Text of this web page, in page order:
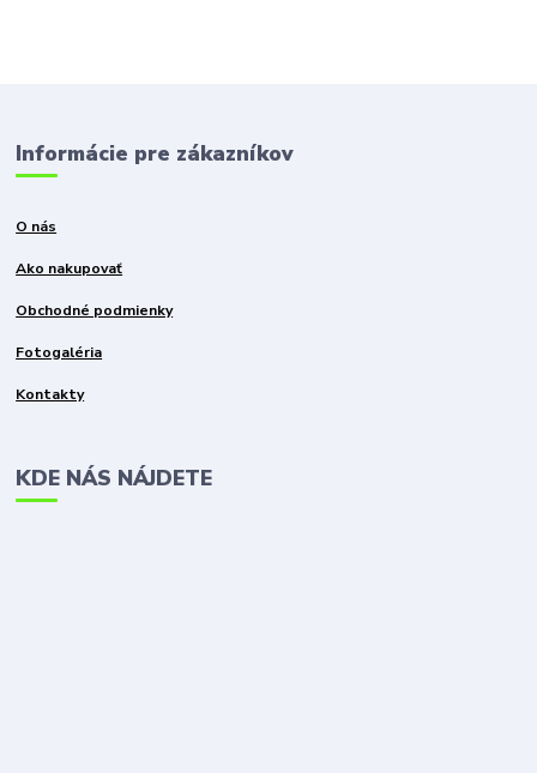
Informácie pre zákazníkov
O nás
Ako nakupovať
Obchodné podmienky
Fotogaléria
Kontakty
KDE NÁS NÁJDETE